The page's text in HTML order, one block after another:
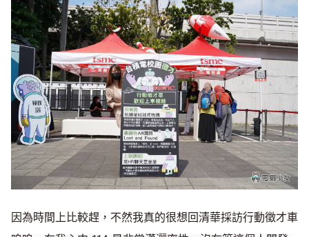
因為時間上比較趕，不然我真的很想回清華採訪行動徵才車